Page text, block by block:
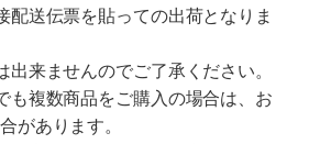
配送伝票を貼っての出荷となりま
来ませんのでご了承ください。
も複数商品をご購入の場合は、お
があります。